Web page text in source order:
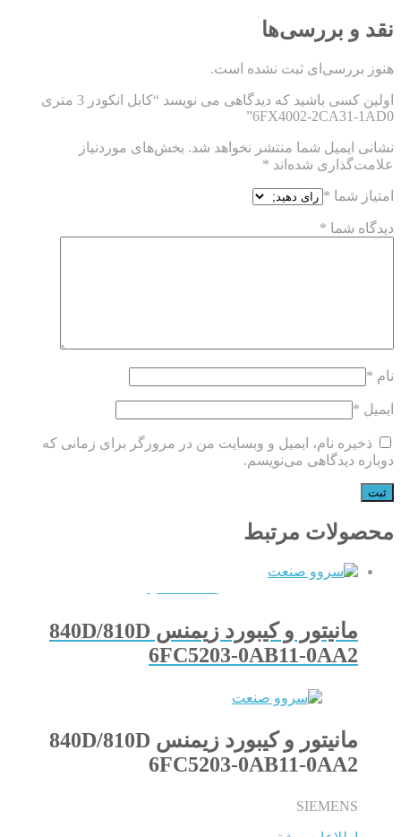
نقد و بررسی‌ها
هنوز بررسی‌ای ثبت نشده است.
اولین کسی باشید که دیدگاهی می نویسد “کابل انکودر 3 متری
6FX4002-2CA31-1AD0”
نشانی ایمیل شما منتشر نخواهد شد. بخش‌های موردنیاز
علامت‌گذاری شده‌اند *
امتیاز شما *
دیدگاه شما *
نام *
ایمیل *
ذخیره نام، ایمیل و وبسایت من در مرورگر برای زمانی که
دوباره دیدگاهی می‌نویسم.
محصولات مرتبط
مانیتور و کیبورد زیمنس 840D/810D
6FC5203-0AB11-0AA2
مانیتور و کیبورد زیمنس 840D/810D
6FC5203-0AB11-0AA2
SIEMENS